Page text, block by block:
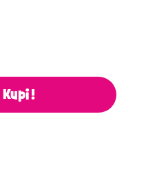
Kupi!